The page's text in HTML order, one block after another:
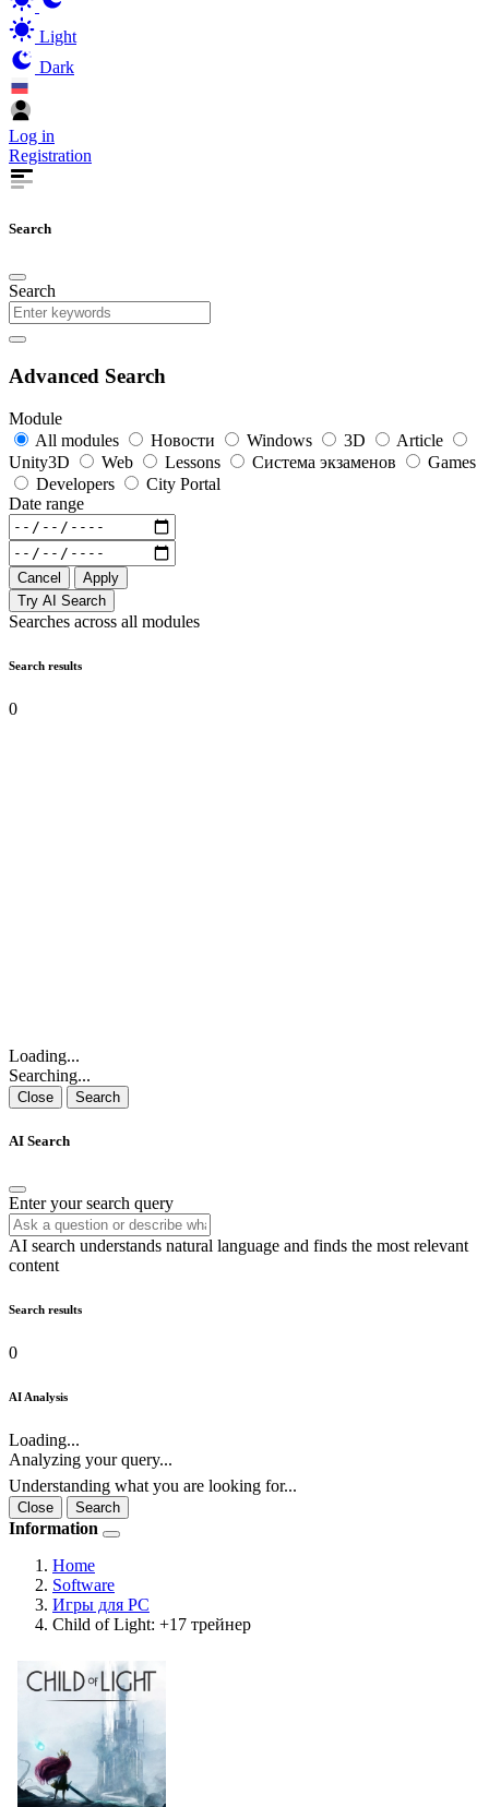
Light
Dark
Log in
Registration
Search
Search
Advanced Search
Module
All modules
Новости Windows 3D
Article
Unity3D
Web Lessons Система экзаменов
Games
Developers
City Portal
Date range
Cancel
Apply
Try AI Search
Searches across all modules
Search results
0
Loading...
Searching...
Close Search
AI Search
Enter your search query
AI search understands natural language and finds the most relevant
content
Search results
0
AI Analysis
Loading...
Analyzing your query...
Understanding what you are looking for...
Close Search
Information
Home
Software
Игры для PC
Child of Light: +17 трейнер